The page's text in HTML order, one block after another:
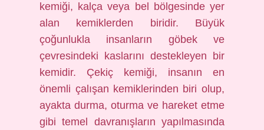
kemiği, kalça veya bel bölgesinde yer
alan kemiklerden biridir. Büyük
çoğunlukla insanların göbek ve
çevresindeki kaslarını destekleyen bir
kemidir. Çekiç kemiği, insanın en
önemli çalışan kemiklerinden biri olup,
ayakta durma, oturma ve hareket etme
gibi temel davranışların yapılmasında